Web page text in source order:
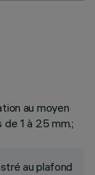
au moyen
1 à 25 mm.;
au plafond